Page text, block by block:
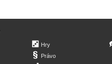
Hry
Právo